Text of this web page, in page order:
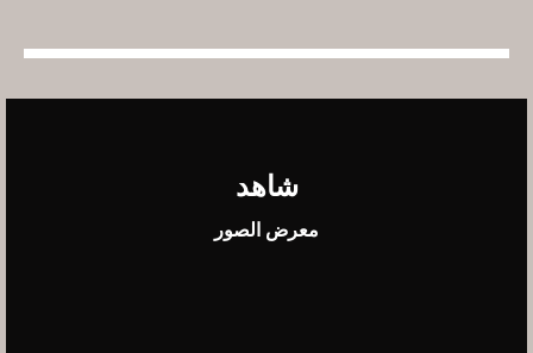
شاهد
معرض الصور